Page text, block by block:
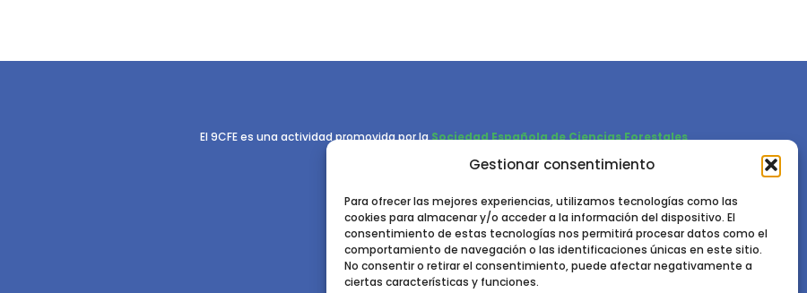
Gestionar consentimiento
Para ofrecer las mejores experiencias, utilizamos tecnologías como las
cookies para almacenar y/o acceder a la información del dispositivo. El
consentimiento de estas tecnologías nos permitirá procesar datos como el
comportamiento de navegación o las identificaciones únicas en este sitio.
No consentir o retirar el consentimiento, puede afectar negativamente a
ciertas características y funciones.
El 9CFE es una actividad promovida por laSociedad Española de Ciencias Forestales
Instituto de Ciencias Forestales, INIA-CSIC